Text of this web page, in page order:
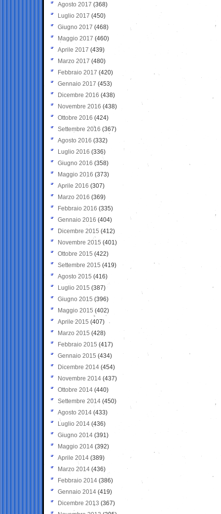
Agosto 2017 (368)
Luglio 2017 (450)
Giugno 2017 (468)
Maggio 2017 (460)
Aprile 2017 (439)
Marzo 2017 (480)
Febbraio 2017 (420)
Gennaio 2017 (453)
Dicembre 2016 (438)
Novembre 2016 (438)
Ottobre 2016 (424)
Settembre 2016 (367)
Agosto 2016 (332)
Luglio 2016 (336)
Giugno 2016 (358)
Maggio 2016 (373)
Aprile 2016 (307)
Marzo 2016 (369)
Febbraio 2016 (335)
Gennaio 2016 (404)
Dicembre 2015 (412)
Novembre 2015 (401)
Ottobre 2015 (422)
Settembre 2015 (419)
Agosto 2015 (416)
Luglio 2015 (387)
Giugno 2015 (396)
Maggio 2015 (402)
Aprile 2015 (407)
Marzo 2015 (428)
Febbraio 2015 (417)
Gennaio 2015 (434)
Dicembre 2014 (454)
Novembre 2014 (437)
Ottobre 2014 (440)
Settembre 2014 (450)
Agosto 2014 (433)
Luglio 2014 (436)
Giugno 2014 (391)
Maggio 2014 (392)
Aprile 2014 (389)
Marzo 2014 (436)
Febbraio 2014 (386)
Gennaio 2014 (419)
Dicembre 2013 (367)